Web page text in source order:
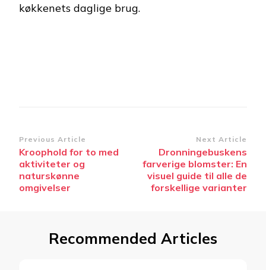
køkkenets daglige brug.
Post
Navigation
Previous Article
Kroophold for to med
aktiviteter og
naturskønne
omgivelser
Next Article
Dronningebuskens
farverige blomster: En
visuel guide til alle de
forskellige varianter
Recommended Articles